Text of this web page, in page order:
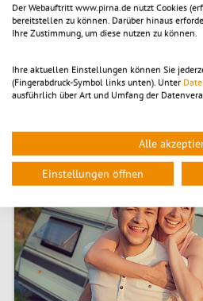
Parkplätze in Pirna
Caravanstellplätze
Der Webauftritt www.pirna.de nutzt Cookies
bereitstellen zu können. Darüber hinaus
Ihre Zustimmung, um diese nutzen zu können.
Ihre aktuellen Einstellungen können Sie
(Fingerabdruck-Symbol links unten). Unter
ausführlich über Art und Umfang der
Alle
Einstellungen öffnen